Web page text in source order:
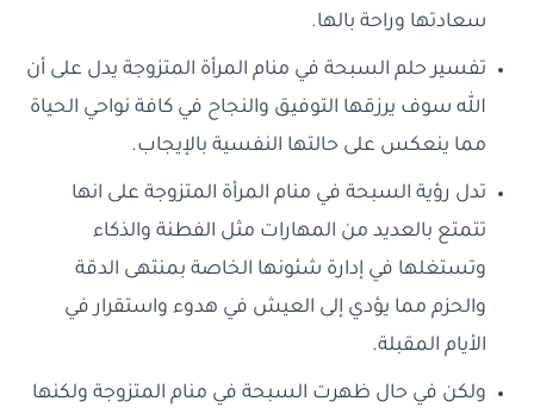
سعادتها وراحة بالها.
تفسير حلم السبحة في منام المرأة المتزوجة يدل على أن
الله سوف يرزقها التوفيق والنجاح في كافة نواحي الحياة
مما ينعكس على حالتها النفسية بالإيجاب.
تدل رؤية السبحة في منام المرأة المتزوجة على انها
تتمتع بالعديد من المهارات مثل الفطنة والذكاء
وتستغلها في إدارة شئونها الخاصة بمنتهى الدقة
والحزم مما يؤدي إلى العيش في هدوء واستقرار في
الأيام المقبلة.
ولكن في حال ظهرت السبحة في منام المتزوجة ولكنها